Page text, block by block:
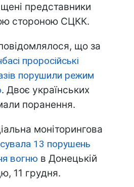
представники
стороною СЦКК.
що за
проросійські
порушили режим
. Двоє українських
поранення.
моніторингова
13 порушень
вогню в Донецькій
11 грудня.